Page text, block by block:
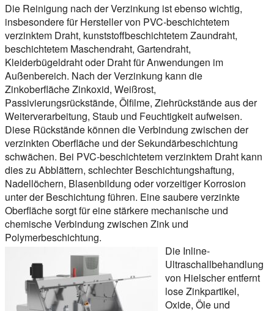
Die Reinigung nach der Verzinkung ist ebenso wichtig,
insbesondere für Hersteller von PVC-beschichtetem
verzinktem Draht, kunststoffbeschichtetem Zaundraht,
beschichtetem Maschendraht, Gartendraht,
Kleiderbügeldraht oder Draht für Anwendungen im
Außenbereich. Nach der Verzinkung kann die
Zinkoberfläche Zinkoxid, Weißrost,
Passivierungsrückstände, Ölfilme, Ziehrückstände aus der
Weiterverarbeitung, Staub und Feuchtigkeit aufweisen.
Diese Rückstände können die Verbindung zwischen der
verzinkten Oberfläche und der Sekundärbeschichtung
schwächen. Bei PVC-beschichtetem verzinktem Draht kann
dies zu Abblättern, schlechter Beschichtungshaftung,
Nadellöchern, Blasenbildung oder vorzeitiger Korrosion
unter der Beschichtung führen. Eine saubere verzinkte
Oberfläche sorgt für eine stärkere mechanische und
chemische Verbindung zwischen Zink und
Polymerbeschichtung.
Die Inline-
Ultraschallbehandlung
von Hielscher entfernt
lose Zinkpartikel,
Oxide, Öle und